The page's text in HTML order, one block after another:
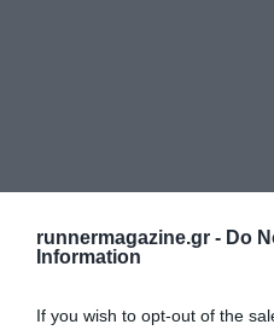
runnermagazine.gr - Do
Information
If you wish to opt-out of the